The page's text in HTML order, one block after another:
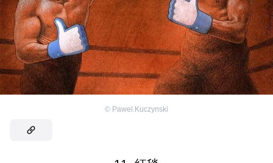
© Pawel.Kuczynski